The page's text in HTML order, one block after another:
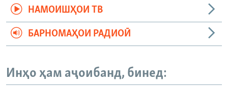
НАМОИШҲОИ ТВ
БАРНОМАҲОИ РАДИОӢ
Инҳо ҳам аҷоибанд, бинед: